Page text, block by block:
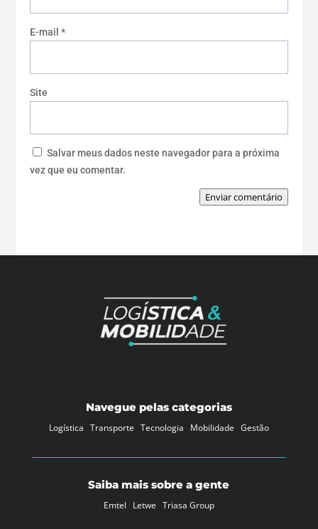
E-mail*
Site
Salvar meus dados neste navegador para a próxima
vez que eu comentar.
Enviar comentário
Navegue pelas categorias
Logística Transporte Tecnologia Mobilidade Gestão
Saiba mais sobre a gente
Emtel Letwe Triasa Group